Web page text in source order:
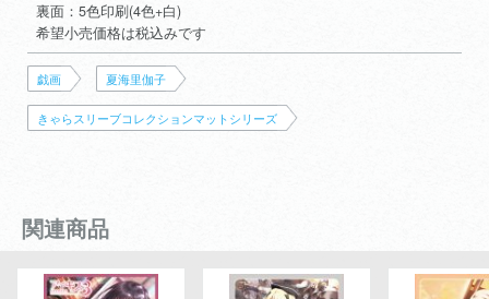
裏面：5色印刷(4色+白)
希望小売価格は税込みです
戯画 夏海里伽子
きゃらスリーブコレクションマットシリーズ
関連商品